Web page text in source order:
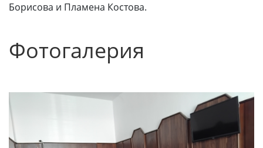
Борисова и Пламена Костова.
Фотогалерия